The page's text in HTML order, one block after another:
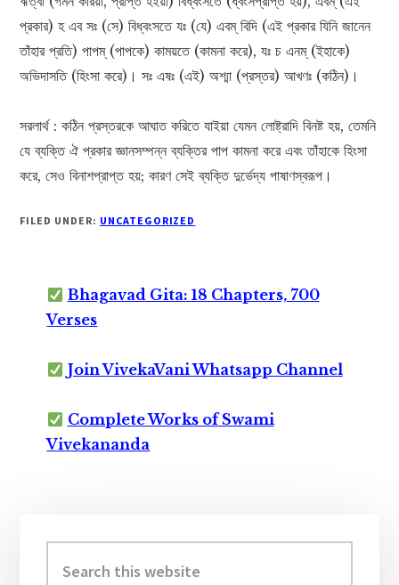
প্রকার) হ এব সঃ (সে) বিধ্বংসতে যঃ (যে) এবম্ বিদি (এই প্রকার যিনি জানেন
তাঁহার প্রতি) পাপম্‌ (পাপকে) কাময়তে (কামনা করে), যঃ চ এনম্ (ইহাকে)
অভিদাসতি (হিংসা করে)। সঃ এষঃ (এই) অশ্মা (প্রস্তর) আখণঃ (কঠিন)।
সরলার্থ : কঠিন প্রস্তরকে আঘাত করিতে যাইয়া যেমন লোষ্ট্রাদি বিনষ্ট হয়, তেমনি
যে ব্যক্তি ঐ প্রকার জ্ঞানসম্পন্ন ব্যক্তির পাপ কামনা করে এবং তাঁহাকে হিংসা
করে, সেও বিনাশপ্রাপ্ত হয়; কারণ সেই ব্যক্তি দুর্ভেদ্য পাষাণস্বরূপ।
FILED UNDER: UNCATEGORIZED
Bhagavad Gita: 18 Chapters, 700
Verses
Join VivekaVani Whatsapp Channel
Complete Works of Swami
Vivekananda
Sidebar
this